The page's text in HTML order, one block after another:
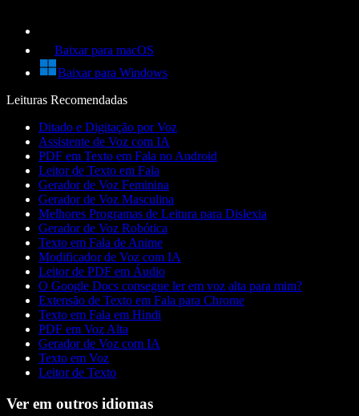
Baixar para macOS
Baixar para Windows
Leituras Recomendadas
Ditado e Digitação por Voz
Assistente de Voz com IA
PDF em Texto em Fala no Android
Leitor de Texto em Fala
Gerador de Voz Feminina
Gerador de Voz Masculina
Melhores Programas de Leitura para Dislexia
Gerador de Voz Robótica
Texto em Fala de Anime
Modificador de Voz com IA
Leitor de PDF em Áudio
O Google Docs consegue ler em voz alta para mim?
Extensão de Texto em Fala para Chrome
Texto em Fala em Hindi
PDF em Voz Alta
Gerador de Voz com IA
Texto em Voz
Leitor de Texto
Ver em outros idiomas